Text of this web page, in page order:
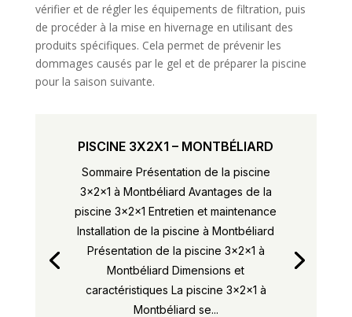
vérifier et de régler les équipements de filtration, puis
de procéder à la mise en hivernage en utilisant des
produits spécifiques. Cela permet de prévenir les
dommages causés par le gel et de préparer la piscine
pour la saison suivante.
PISCINE 3X2X1 – MONTBÉLIARD
Sommaire Présentation de la piscine
3x2x1 à Montbéliard Avantages de la
piscine 3x2x1 Entretien et maintenance
Installation de la piscine à Montbéliard
Présentation de la piscine 3x2x1 à
Montbéliard Dimensions et
caractéristiques La piscine 3x2x1 à
Montbéliard se...